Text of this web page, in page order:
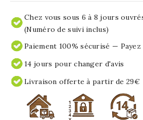
Chez vous sous 6 à 8 jours
(Numéro de suivi inclus)
Paiement 100% sécurisé —
14 jours pour changer d'avis
Livraison offerte à partir de 29€